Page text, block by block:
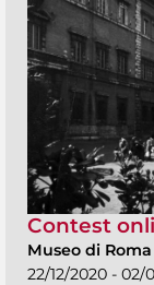
Contest
Museo di
22/12/2020 - 02/